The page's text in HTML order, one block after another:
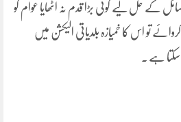
کے حل لیے کوئی بڑا قدم نہ اٹھایا عوام کو
تو اس کا خمیازہ بلدیاتی الیکشن میں
ہے ۔